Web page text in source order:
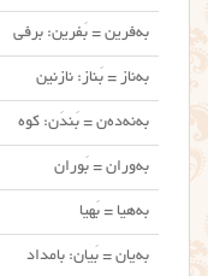
به‌فرین = بَفرین: برفی
به‌ناز = بَناز: نازنین
به‌نه‌ده‌ن = بَندَن: کوه
به‌وران = بَوران
به‌هیا = بَهیا
به‌یان = بَیان: بامداد